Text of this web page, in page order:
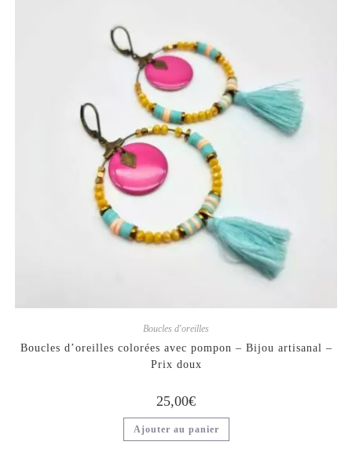
Boucles d'oreilles
Boucles d’oreilles colorées avec pompon – Bijou artisanal –
Prix doux
25,00€
Ajouter au panier